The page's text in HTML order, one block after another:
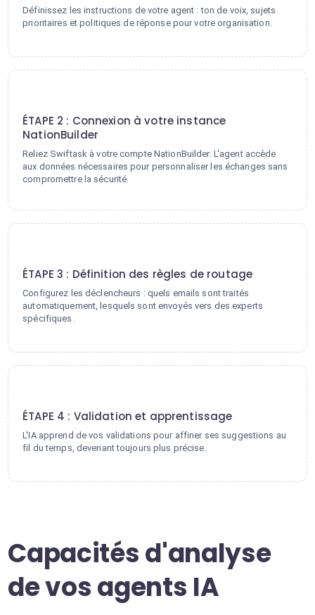
Définissez les instructions de votre agent : ton de voix, sujets
prioritaires et politiques de réponse pour votre organisation.
ÉTAPE 2 : Connexion à votre instance
NationBuilder
Reliez Swiftask à votre compte NationBuilder. L'agent accède
aux données nécessaires pour personnaliser les échanges sans
compromettre la sécurité.
ÉTAPE 3 : Définition des règles de routage
Configurez les déclencheurs : quels emails sont traités
automatiquement, lesquels sont envoyés vers des experts
spécifiques.
ÉTAPE 4 : Validation et apprentissage
L'IA apprend de vos validations pour affiner ses suggestions au
fil du temps, devenant toujours plus précise.
Capacités d'analyse
de vos agents IA